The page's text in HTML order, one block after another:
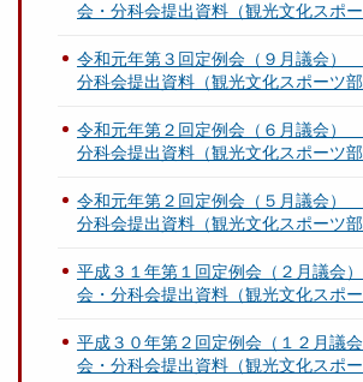
会・分科会提出資料（観光文化スポー
令和元年第３回定例会（９月議会）
分科会提出資料（観光文化スポーツ部
令和元年第２回定例会（６月議会）
分科会提出資料（観光文化スポーツ部
令和元年第２回定例会（５月議会）
分科会提出資料（観光文化スポーツ部
平成３１年第１回定例会（２月議会
会・分科会提出資料（観光文化スポー
平成３０年第２回定例会（１２月議
会・分科会提出資料（観光文化スポー